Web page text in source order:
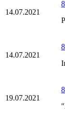
14.07.2021
14.07.2021
19.07.2021